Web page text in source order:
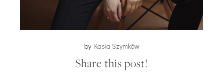
by Kasia Szymków
Share this post!